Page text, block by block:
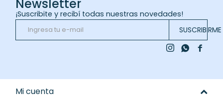
Newsletter
¡Suscribite y recibí todas nuestras novedades!
SUSCRIBIRME

 
Mi cuenta